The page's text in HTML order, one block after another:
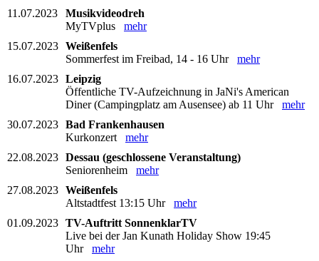
11.07.2023
Musikvideodreh
MyTVplus mehr
15.07.2023 Weißenfels
Sommerfest im Freibad, 14 - 16 Uhr mehr
16.07.2023 Leipzig
Öffentliche TV-Aufzeichnung in JaNi's American
Diner (Campingplatz am Ausensee) ab 11 Uhr mehr
30.07.2023 Bad Frankenhausen
Kurkonzert mehr
22.08.2023 Dessau (geschlossene Veranstaltung)
Seniorenheim mehr
27.08.2023 Weißenfels
Altstadtfest 13:15 Uhr mehr
01.09.2023 TV-Auftritt SonnenklarTV
Live bei der Jan Kunath Holiday Show 19:45
Uhr mehr